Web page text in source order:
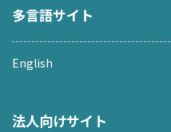
多言語サイト
English
法人向けサイト